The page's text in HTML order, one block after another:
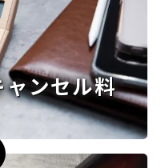
ンセル料